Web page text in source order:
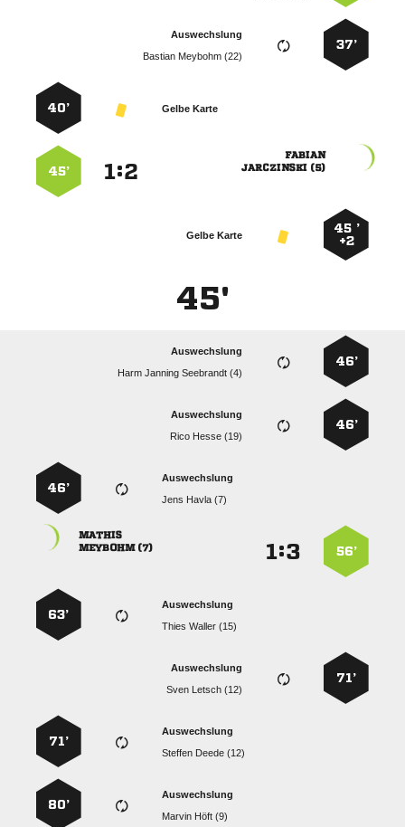
37’
Auswechslung
  
Gelbe Karte
40’

 
:
45’
45 ’
+2
Gelbe Karte
45'
46’
Auswechslung
   
46’
Auswechslung
  
Auswechslung
  
46’
56’
:

 
Auswechslung
  
63’
71’
Auswechslung
  
Auswechslung
  
71’
Auswechslung
  
80’